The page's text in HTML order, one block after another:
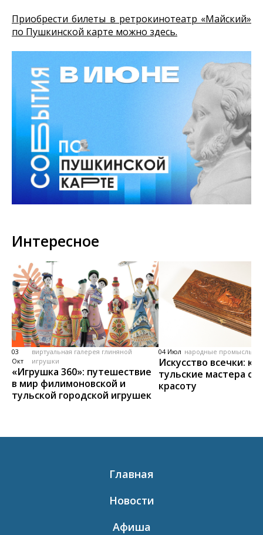
Приобрести билеты в ретрокинотеатр «Майский»
по Пушкинской карте можно здесь.
Интересное
03
Окт
виртуальная галерея глиняной
игрушки
«Игрушка 360»: путешествие
в мир филимоновской и
тульской городской игрушек
04 Июл народные промыслы,
Искусство всечки: как
тульские мастера
красоту
Главная
Новости
Афиша